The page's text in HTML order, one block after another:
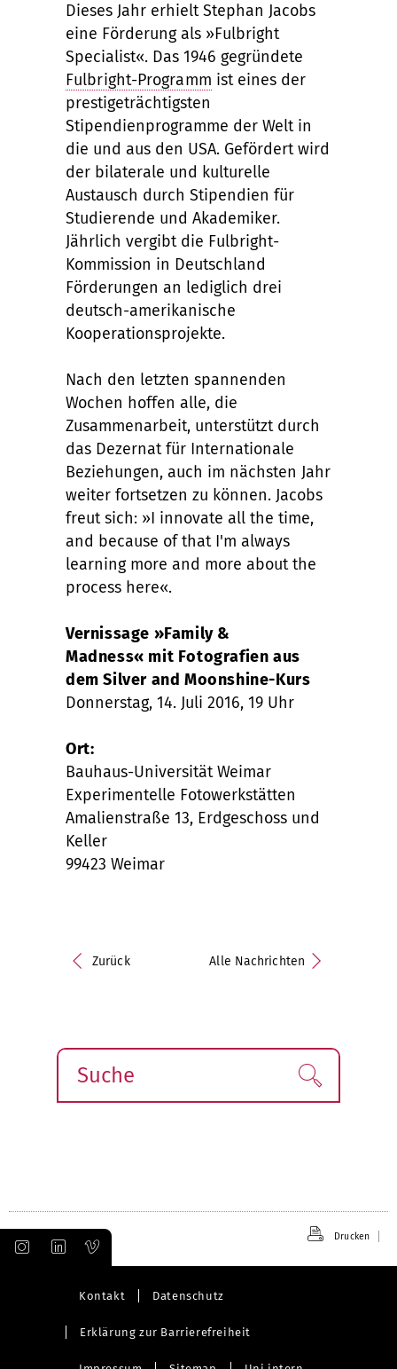
Dieses Jahr erhielt Stephan Jacobs
eine Förderung als »Fulbright
Specialist«. Das 1946 gegründete
Fulbright-Programm ist eines der
prestigeträchtigsten
Stipendienprogramme der Welt in
die und aus den USA. Gefördert wird
der bilaterale und kulturelle
Austausch durch Stipendien für
Studierende und Akademiker.
Jährlich vergibt die Fulbright-
Kommission in Deutschland
Förderungen an lediglich drei
deutsch-amerikanische
Kooperationsprojekte.
Nach den letzten spannenden
Wochen hoffen alle, die
Zusammenarbeit, unterstützt durch
das Dezernat für Internationale
Beziehungen, auch im nächsten Jahr
weiter fortsetzen zu können. Jacobs
freut sich: »I innovate all the time,
and because of that I'm always
learning more and more about the
process here«.
Vernissage »Family &
Madness« mit Fotografien aus
dem Silver and Moonshine-Kurs
Donnerstag, 14. Juli 2016, 19 Uhr
Ort:
Bauhaus-Universität Weimar
Experimentelle Fotowerkstätten
Amalienstraße 13, Erdgeschoss und
Keller
99423 Weimar
Zurück Alle Nachrichten
Suche Finden!
Drucken
Kontakt Datenschutz
Erklärung zur Barrierefreiheit